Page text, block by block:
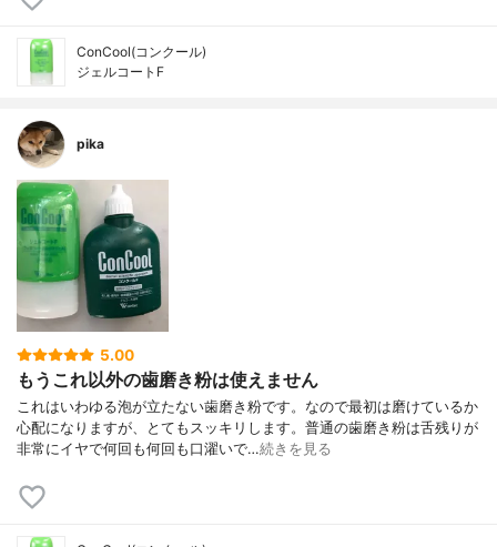
ConCool(コンクール)
ジェルコートF
pika
5.00
もうこれ以外の歯磨き粉は使えません
これはいわゆる泡が立たない歯磨き粉です。なので最初は磨けているか
心配になりますが、とてもスッキリします。普通の歯磨き粉は舌残りが
非常にイヤで何回も何回も口濯いで…続きを見る